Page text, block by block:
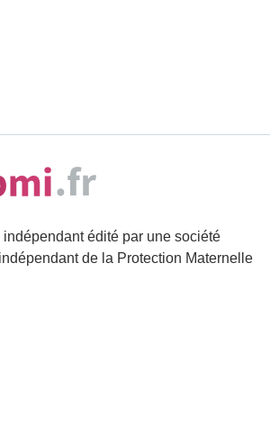
édité par une société
de la Protection Maternelle